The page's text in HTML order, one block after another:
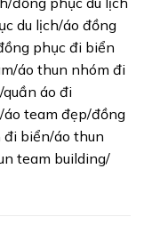
du lịch/áo đồng
phục đi biển
áo thun nhóm đi
áo đi
team đẹp/đồng
biển/áo thun
team building/